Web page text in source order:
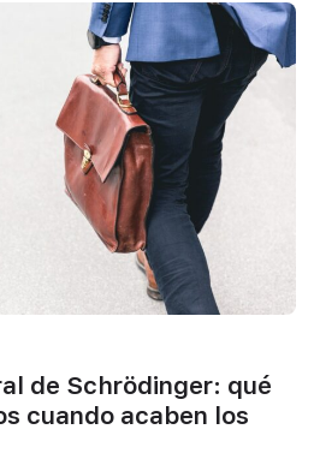
de Schrödinger: qué
cuando acaben los